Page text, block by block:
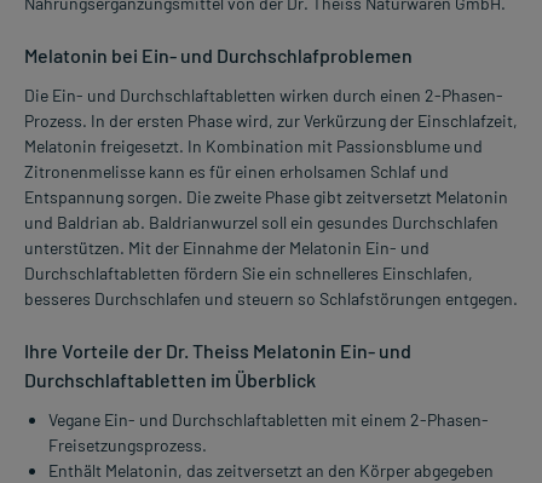
Melatonin bei Ein- und Durchschlafproblemen
Die Ein- und Durchschlaftabletten wirken durch einen 2-Phasen-
Prozess. In der ersten Phase wird, zur Verkürzung der Einschlafzeit,
Melatonin freigesetzt. In Kombination mit Passionsblume und
Zitronenmelisse kann es für einen erholsamen Schlaf und
Entspannung sorgen. Die zweite Phase gibt zeitversetzt Melatonin
und Baldrian ab. Baldrianwurzel soll ein gesundes Durchschlafen
unterstützen. Mit der Einnahme der Melatonin Ein- und
Durchschlaftabletten fördern Sie ein schnelleres Einschlafen,
besseres Durchschlafen und steuern so Schlafstörungen entgegen.
Ihre Vorteile der Dr. Theiss Melatonin Ein- und
Durchschlaftabletten im Überblick
Vegane Ein- und Durchschlaftabletten mit einem 2-Phasen-
Freisetzungsprozess.
Enthält Melatonin, das zeitversetzt an den Körper abgegeben